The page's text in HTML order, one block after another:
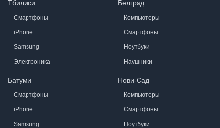
Тбилиси
Смартфоны
iPhone
Samsung
Электроника
Батуми
Смартфоны
iPhone
Samsung
Белград
Компьютеры
Смартфоны
Ноутбуки
Наушники
Нови-Сад
Компьютеры
Смартфоны
Ноутбуки